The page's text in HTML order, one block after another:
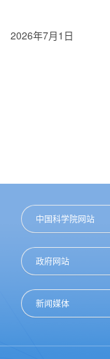
2026年7月1 日
中国科学院网站
政府网站
新闻媒体